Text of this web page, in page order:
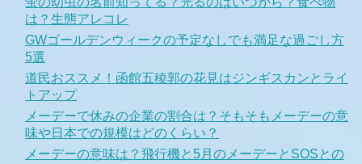
は？生態アレコレ
GWゴールデンウィークの予定なしでも満足な過ごし方
5選
道民おススメ！函館五稜郭の花見はジンギスカンとライ
トアップ
メーデーで休みの企業の割合は？そもそもメーデーの意
味や日本での規模はどのくらい？
メーデーの意味は？飛行機と5月のメーデーとSOSとの